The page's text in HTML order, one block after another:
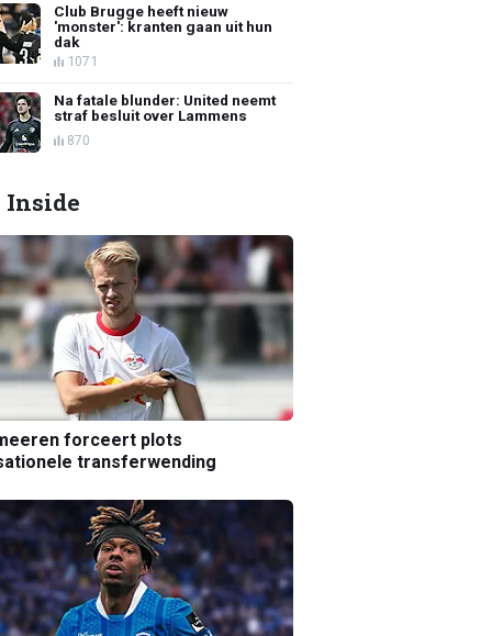
Club Brugge heeft nieuw
'monster': kranten gaan uit hun
dak
1071
Na fatale blunder: United neemt
straf besluit over Lammens
870
Inside
forceert plots
transferwending